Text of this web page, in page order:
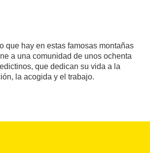
que hay en estas famosas montañas
a una comunidad de unos ochenta
que dedican su vida a la
la acogida y el trabajo.